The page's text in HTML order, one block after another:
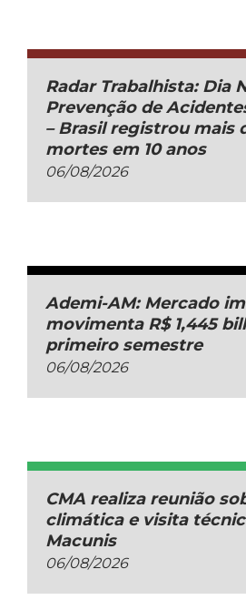
Radar Trabalhista: Dia
Prevenção de
– Brasil registrou mais
mortes em 10 anos
06/08/2026
Ademi-AM: Mercado
movimenta R$ 1,445
primeiro semestre
06/08/2026
CMA realiza reunião
climática e visita
Macunis
06/08/2026